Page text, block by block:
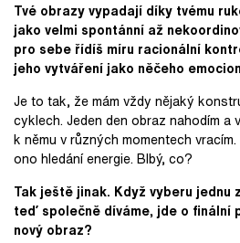
Tvé obrazyvypadají díky tvému
jako velmi spontánní až
pro sebe řídíš míru racionální
jeho vytváření jako něčeho
Je to tak, že mám vždy nějaký
cyklech. Jeden den obraz nahodím a
k němu v různých momentech
ono hledání energie. Blbý, co?
Tak ještě jinak. Když vyberu jednu
teď společně díváme, jde o finální
nový obraz?